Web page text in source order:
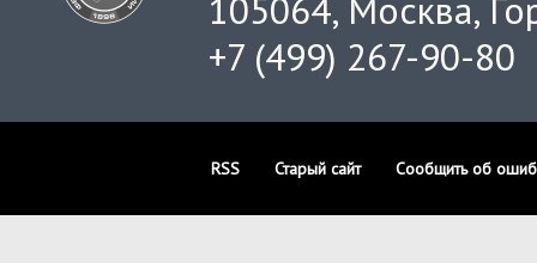
105064, Москва,
+7 (499) 267-90-80
RSS Старый сайт Сообщить об